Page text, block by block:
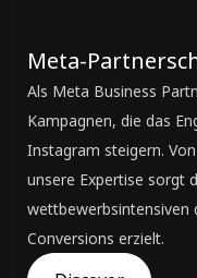
Meta-
Als Meta Business
Kampagnen, die das
Instagram steigern.
unsere Expertise sorgt
wettbewerbsintensiven
Conversions erzielt.